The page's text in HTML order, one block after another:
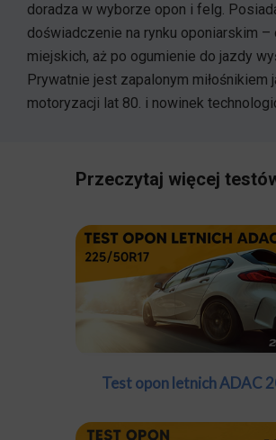
doradza w wyborze opon i felg.
doświadczenie na rynku oponiarskim –
miejskich, aż po ogumienie do jazdy
Prywatnie jest zapalonym miłośnikiem
motoryzacji lat 80. i nowinek
Przeczytaj więcej
Test opon letnich ADAC